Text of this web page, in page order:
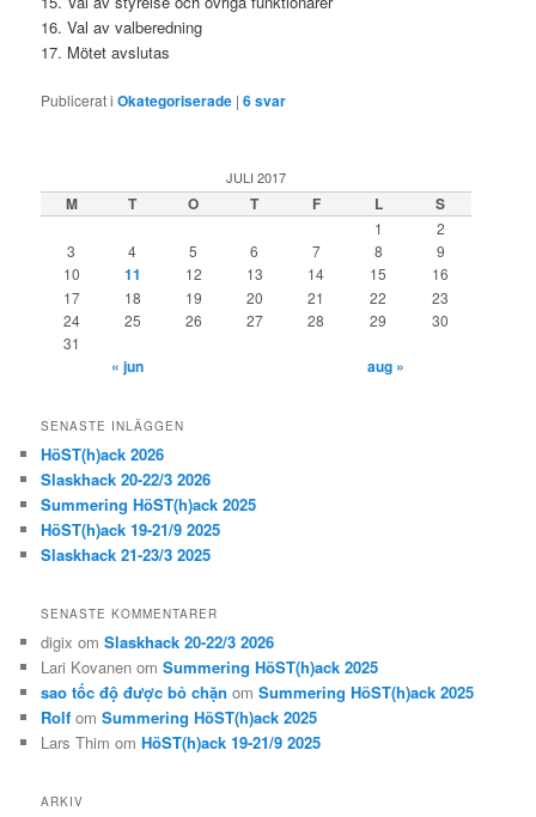
16. Val av valberedning
17. Mötet avslutas
Publicerat i Okategoriserade |6svar
JULI 2017
M T O T F L S
1
2
3
4 5 6 7 8
9
10
11 12 13 14 15
16
17
18 19 20 21 22
23
24
25 26 27 28 29
30
31
« jun aug »
SENASTE INLÄGGEN
HöST(h)ack 2026
Slaskhack 20-22/3 2026
Summering HöST(h)ack 2025
HöST(h)ack 19-21/9 2025
Slaskhack 21-23/3 2025
SENASTE KOMMENTARER
digix omSlaskhack 20-22/3 2026
Lari Kovanen omSummering HöST(h)ack 2025
sao tốc độ được bỏ chặn omSummering HöST(h)ack 2025
Rolf omSummering HöST(h)ack 2025
Lars Thim omHöST(h)ack 19-21/9 2025
ARKIV